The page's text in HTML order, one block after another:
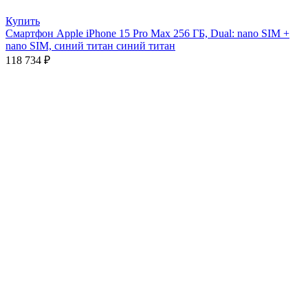
Купить
Смартфон Apple iPhone 15 Pro Max 256 ГБ, Dual: nano SIM +
nano SIM, синий титан синий титан
118 734 ₽